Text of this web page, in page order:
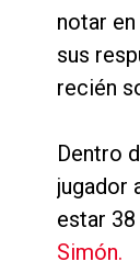
notar
sus
recién
Dentro
jugador
estar
Simón.